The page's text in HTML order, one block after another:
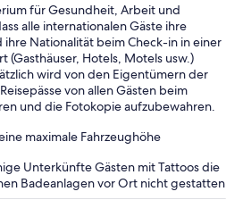
für Gesundheit, Arbeit und
alle internationalen Gäste ihre
ihre Nationalität beim Check-in in einer
(Gasthäuser, Hotels, Motels usw.)
wird von den Eigentümern der
von allen Gästen beim
und die Fotokopie aufzubewahren.
maximale Fahrzeughöhe
Unterkünfte Gästen mit Tattoos die
Badeanlagen vor Ort nicht gestatten